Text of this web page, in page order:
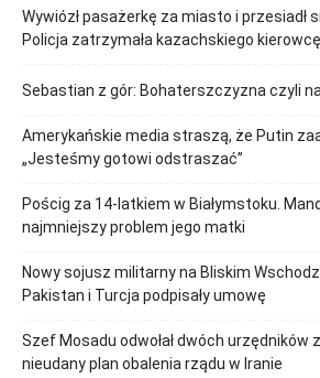
Wywiózł pasażerkę za miasto i przesiadł
Policja zatrzymała kazachskiego
Sebastian z gór: Bohaterszczyzna czyli
Amerykańskie media straszą, że Putin
„Jesteśmy gotowi odstraszać”
Pościg za 14-latkiem w Białymstoku.
najmniejszy problem jego matki
Nowy sojusz militarny na Bliskim
Pakistan i Turcja podpisały umowę
Szef Mosadu odwołał dwóch urzędników
nieudany plan obalenia rządu w Iranie